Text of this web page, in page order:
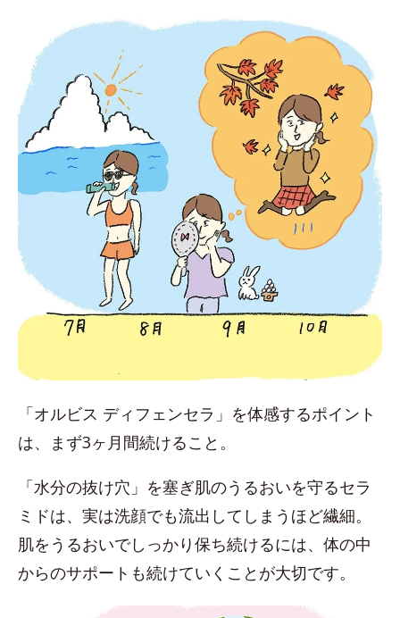
「オルビス ディフェンセラ」を体感するポイント
は、まず3ヶ月間続けること。
「水分の抜け穴」を塞ぎ肌のうるおいを守るセラ
ミドは、実は洗顔でも流出してしまうほど繊細。
肌をうるおいでしっかり保ち続けるには、体の中
からのサポートも続けていくことが大切です。